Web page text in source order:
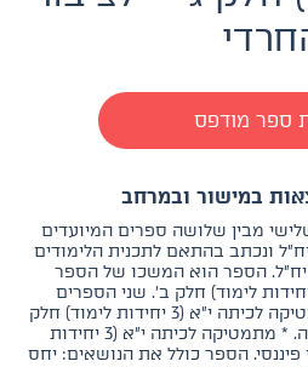
ספר מודפס
במישור ובמרחב
מבין שלושה ספרים המיועדים
כיתה י״א ברמת 3 יח״ל ונכתב בהתאם לתכנית הלימודים
החדשה במתמטיקה ל-3 יח״ל. הספר הוא המשכו של הספר
לכיתה י״א (3 יחידות לימוד) חלק ב׳. שני הספרים
הנוספים בסדרה הם: * מתמטיקה לכיתה י״א (3 יחידות לימוד) חלק
א׳ – אשכול מדעים וחברה. * מתמטיקה לכיתה י״א (3 יחידות
פיננסי. הספר כולל את הנושאים: יחס